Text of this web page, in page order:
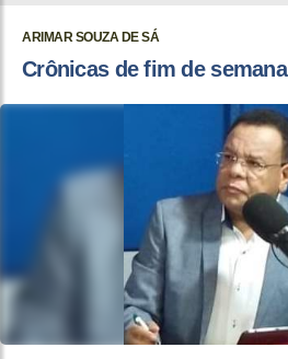
ARIMAR SOUZA DE SÁ
Crônicas de fim de semana